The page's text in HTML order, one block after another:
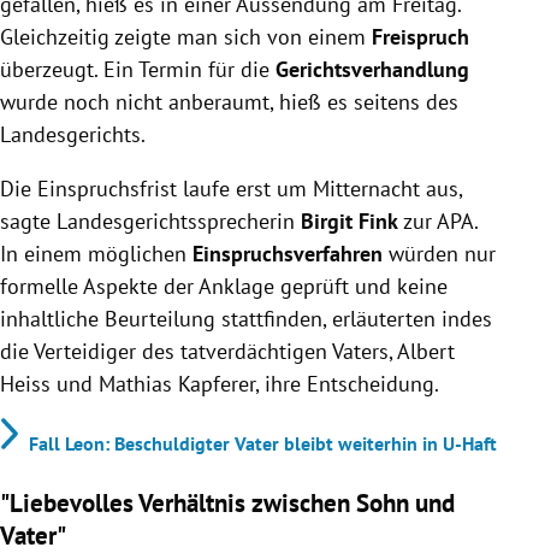
Gleichzeitig zeigte man sich von einem Freispruch
überzeugt. Ein Termin für die Gerichtsverhandlung
wurde noch nicht anberaumt, hieß es seitens des
Landesgerichts.
Die Einspruchsfrist laufe erst um Mitternacht aus,
sagte Landesgerichtssprecherin Birgit Finkzur APA.
In einem möglichen Einspruchsverfahren würden nur
formelle Aspekte der Anklage geprüft und keine
inhaltliche Beurteilung stattfinden, erläuterten indes
die Verteidiger des tatverdächtigen Vaters, Albert
Heiss und Mathias Kapferer, ihre Entscheidung.
Fall Leon: Beschuldigter Vater bleibt weiterhin in U-Haft
"Liebevolles Verhältnis zwischen Sohn und
Vater"